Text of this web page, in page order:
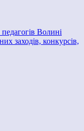
Волині
заходів, конкурсів,